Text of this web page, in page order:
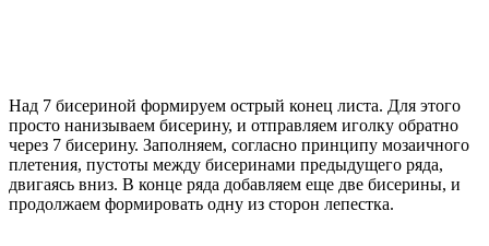
Над 7 бисериной формируем острый конец листа. Для этого
просто нанизываем бисерину, и отправляем иголку обратно
через 7 бисерину. Заполняем, согласно принципу мозаичного
плетения, пустоты между бисеринами предыдущего ряда,
двигаясь вниз. В конце ряда добавляем еще две бисерины, и
продолжаем формировать одну из сторон лепестка.